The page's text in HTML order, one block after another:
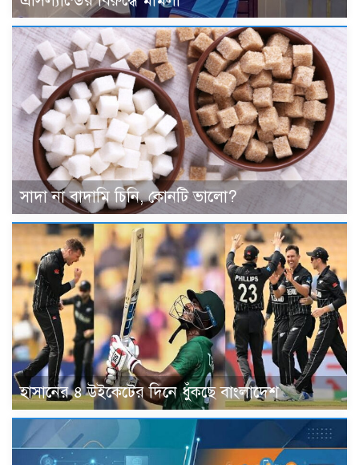
সাদা না বাদামি চিনি, কোনটি ভালো?
হাসানের ৪ উইকেটের দিনে ধুঁকছে বাংলাদেশ